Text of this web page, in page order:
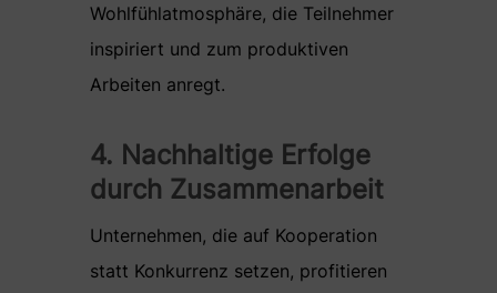
Wohlfühlatmosphäre, die Teilnehmer
inspiriert und zum produktiven
Arbeiten anregt.
4. Nachhaltige Erfolge
durch Zusammenarbeit
Unternehmen, die auf Kooperation
statt Konkurrenz setzen, profitieren